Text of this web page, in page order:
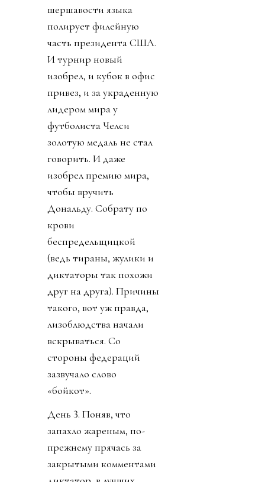
шершавости языка
полирует филейную
часть президента США.
И турнир новый
изобрел, и кубок в офис
привез, и за украденную
лидером мира у
футболиста Челси
золотую медаль не стал
говорить. И даже
изобрел премию мира,
чтобы вручить
Дональду. Собрату по
крови
беспредельщицкой
(ведь тираны, жулики и
диктаторы так похожи
друг на друга). Причины
такого, вот уж правда,
лизоблюдства начали
вскрываться. Со
стороны федераций
зазвучало слово
«бойкот».
День 3. Поняв, что
запахло жареным, по-
прежнему прячась за
закрытыми комментами